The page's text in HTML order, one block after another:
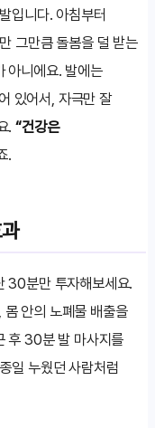
입니다. 아침부터
그만큼 돌봄을 덜 받는
아니에요. 발에는
있어서, 자극만 잘
.“건강은
.
30분만 투자해보세요.
안의 노폐물 배출을
후 30분 발 마사지를
일 누웠던 사람처럼